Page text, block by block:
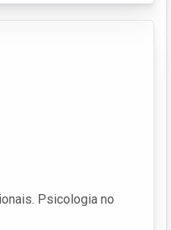
Psicologia no